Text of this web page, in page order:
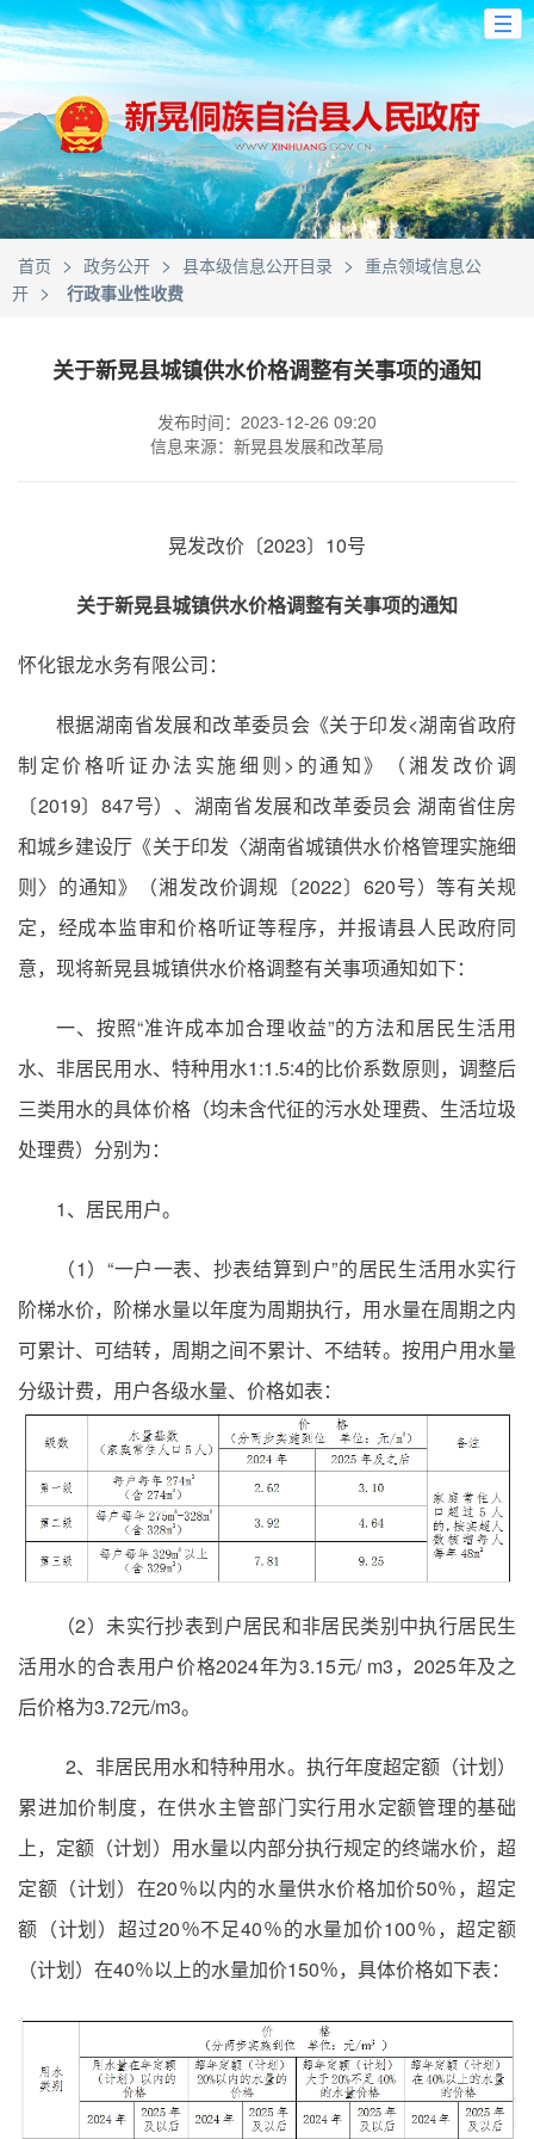
首页 > 政务公开 > 县本级信息公开目录 > 重点领域信息公
开 > 行政事业性收费
关于新晃县城镇供水价格调整有关事项的通知
发布时间：2023-12-26 09:20
信息来源：新晃县发展和改革局
晃发改价〔2023〕10号
关于新晃县城镇供水价格调整有关事项的通知
怀化银龙水务有限公司：
根据湖南省发展和改革委员会《关于印发<湖南省政府
制定价格听证办法实施细则>的通知》（湘发改价调
〔2019〕847号）、湖南省发展和改革委员会 湖南省住房
和城乡建设厅《关于印发〈湖南省城镇供水价格管理实施细
则〉的通知》（湘发改价调规〔2022〕620号）等有关规
定，经成本监审和价格听证等程序，并报请县人民政府同
意，现将新晃县城镇供水价格调整有关事项通知如下：
一、按照“准许成本加合理收益”的方法和居民生活用
水、非居民用水、特种用水1:1.5:4的比价系数原则，调整后
三类用水的具体价格（均未含代征的污水处理费、生活垃圾
处理费）分别为：
1、居民用户。
（1）“一户一表、抄表结算到户”的居民生活用水实行
阶梯水价，阶梯水量以年度为周期执行，用水量在周期之内
可累计、可结转，周期之间不累计、不结转。按用户用水量
分级计费，用户各级水量、价格如表：
（2）未实行抄表到户居民和非居民类别中执行居民生
活用水的合表用户价格2024年为3.15元/ m3，2025年及之
后价格为3.72元/m3。
2、非居民用水和特种用水。执行年度超定额（计划）
累进加价制度，在供水主管部门实行用水定额管理的基础
上，定额（计划）用水量以内部分执行规定的终端水价，超
定额（计划）在20％以内的水量供水价格加价50％，超定
额（计划）超过20％不足40％的水量加价100％，超定额
（计划）在40％以上的水量加价150％，具体价格如下表：